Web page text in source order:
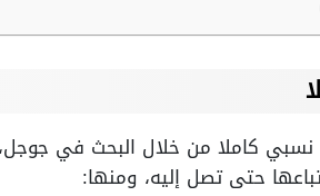
كاملا من خلال البحث في
حتى تصل إليه، ومنها: